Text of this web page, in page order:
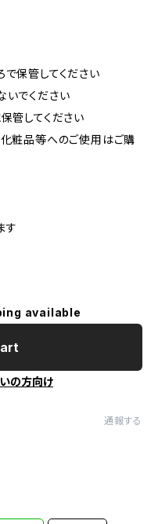
保管してください
いでください
管してください
化粧品等へのご使用はご購
す
available
の方向け
通報する